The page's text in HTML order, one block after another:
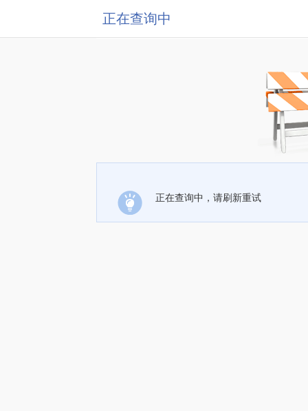
正在查询中
正在查询中，请刷新重试